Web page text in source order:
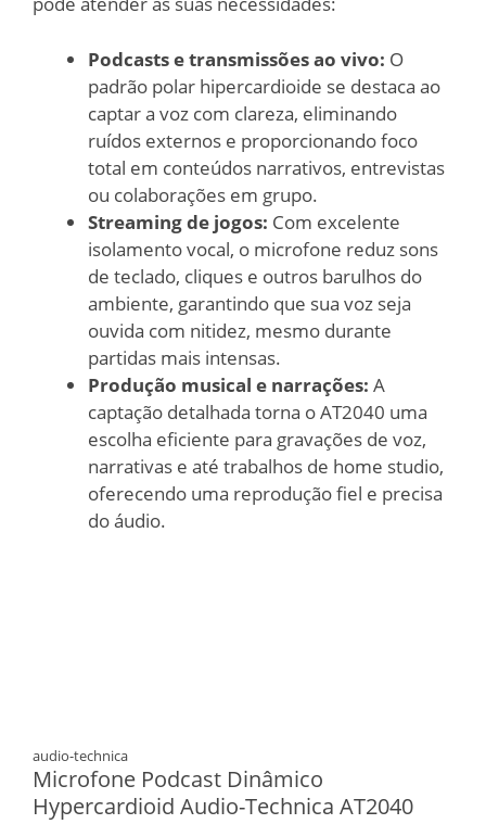
Podcasts e transmissões ao vivo: O
padrão polar hipercardioide se destaca ao
captar a voz com clareza, eliminando
ruídos externos e proporcionando foco
total em conteúdos narrativos, entrevistas
ou colaborações em grupo.
Streaming de jogos: Com excelente
isolamento vocal, o microfone reduz sons
de teclado, cliques e outros barulhos do
ambiente, garantindo que sua voz seja
ouvida com nitidez, mesmo durante
partidas mais intensas.
Produção musical e narrações: A
captação detalhada torna o AT2040 uma
escolha eficiente para gravações de voz,
narrativas e até trabalhos de home studio,
oferecendo uma reprodução fiel e precisa
do áudio.
audio-technica
Microfone Podcast Dinâmico
Hypercardioid Audio-Technica AT2040